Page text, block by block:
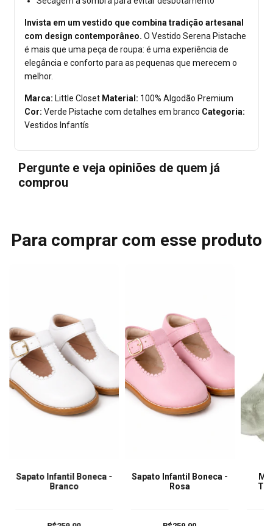
Invista em um vestido que combina tradição artesanal
com design contemporâneo. O Vestido Serena Pistache
é mais que uma peça de roupa: é uma experiência de
elegância e conforto para as pequenas que merecem o
melhor.
Marca: Little Closet Material: 100% Algodão Premium
Cor: Verde Pistache com detalhes em branco Categoria:
Vestidos Infantís
Pergunte e veja opiniões de quem já
comprou
Para comprar com esse produto
Sapato Infantil Boneca -
Branco
Sapato Infantil Boneca -
Rosa